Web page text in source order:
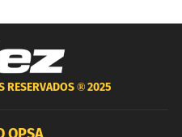
RESERVADOS ®2025